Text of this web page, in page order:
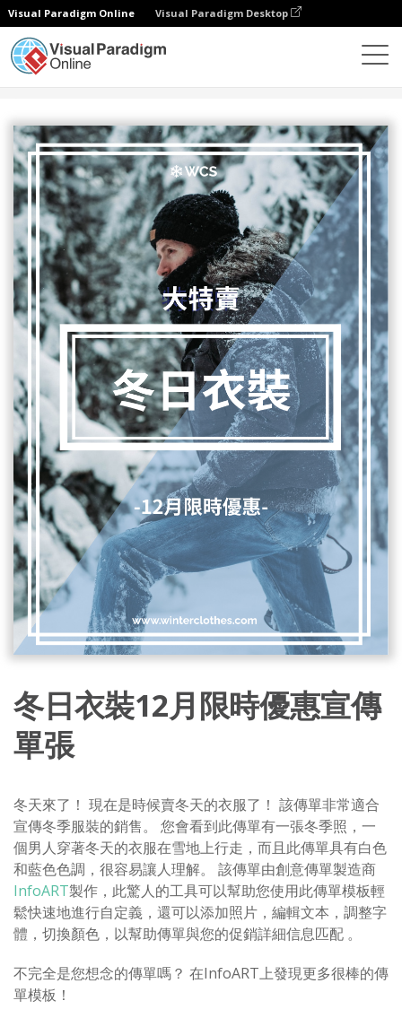
Visual Paradigm Online Visual Paradigm Desktop
冬日衣裝12月限時優惠宣傳
單張
冬天來了！ 現在是時候賣冬天的衣服了！ 該傳單非常適合
宣傳冬季服裝的銷售。 您會看到此傳單有一張冬季照，一
個男人穿著冬天的衣服在雪地上行走，而且此傳單具有白色
和藍色色調，很容易讓人理解。 該傳單由創意傳單製造商
InfoART製作，此驚人的工具可以幫助您使用此傳單模板輕
鬆快速地進行自定義，還可以添加照片，編輯文本，調整字
體，切換顏色，以幫助傳單與您的促銷詳細信息匹配 。
不完全是您想念的傳單嗎？ 在InfoART上發現更多很棒的傳
單模板！